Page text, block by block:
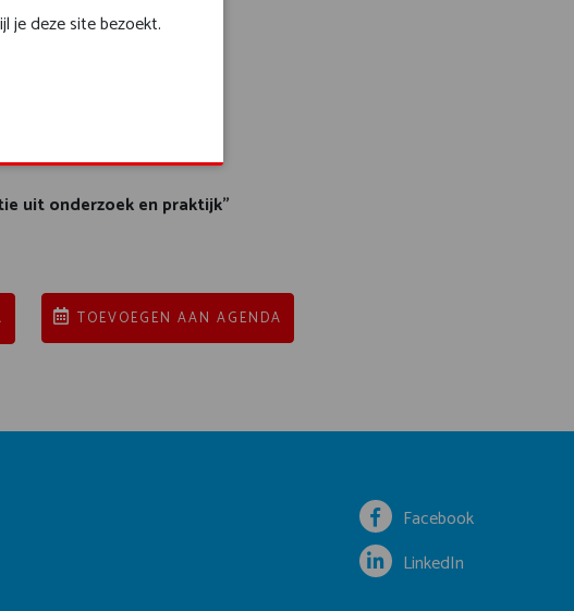
policing”
uit onderzoek en praktijk”
TOEVOEGEN AAN AGENDA
Facebook
LinkedIn
je deze site bezoekt.